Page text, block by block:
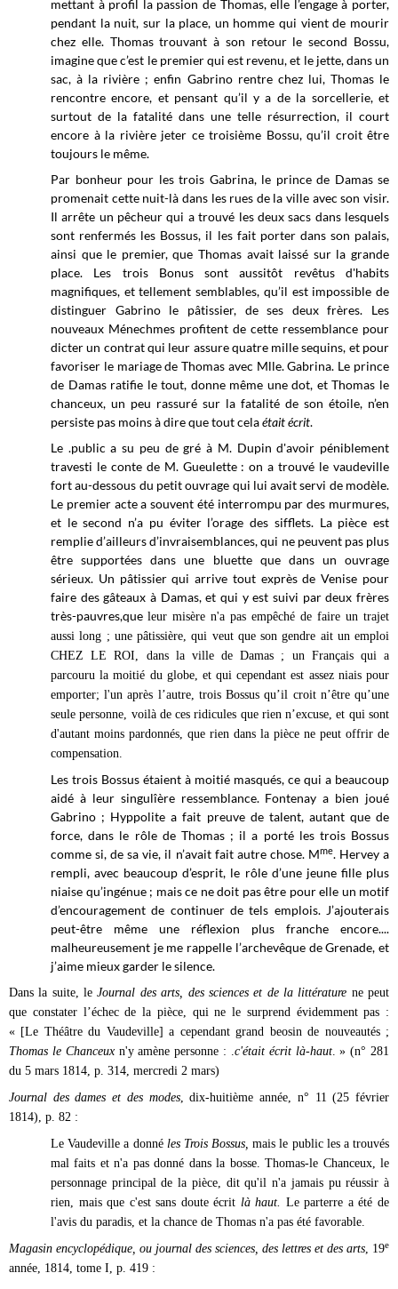
mettant à profil la passion de Thomas, elle l’engage à porter,
pendant la nuit, sur la place, un homme qui vient de mourir
chez elle. Thomas trouvant à son retour le second Bossu,
imagine que c’est le premier qui est revenu, et le jette, dans un
sac, à la rivière ; enfin Gabrino rentre chez lui, Thomas le
rencontre encore, et pensant qu’il y a de la sorcellerie, et
surtout de la fatalité dans une telle résurrection, il court
encore à la rivière jeter ce troisième Bossu, qu’il croit être
toujours le même.
Par bonheur pour les trois Gabrina, le prince de Damas se
promenait cette nuit-là dans les rues de la ville avec son visir.
Il arrête un pêcheur qui a trouvé les deux sacs dans lesquels
sont renfermés les Bossus, il les fait porter dans son palais,
ainsi que le premier, que Thomas avait laissé sur la grande
place. Les trois Bonus sont aussitôt revêtus d'habits
magnifiques, et tellement semblables, qu’il est impossible de
distinguer Gabrino le pâtissier, de ses deux frères. Les
nouveaux Ménechmes profitent de cette ressemblance pour
dicter un contrat qui leur assure quatre mille sequins, et pour
favoriser le mariage de Thomas avec Mlle. Gabrina. Le prince
de Damas ratifie le tout, donne même une dot, et Thomas le
chanceux, un peu rassuré sur la fatalité de son étoile, n’en
persiste pas moins à dire que tout celaétait écrit.
Le .public a su peu de gré à M. Dupin d'avoir péniblement
travesti le conte de M. Gueulette : on a trouvé le vaudeville
fort au-dessous du petit ouvrage qui lui avait servi de modèle.
Le premier acte a souvent été interrompu par des murmures,
et le second n’a pu éviter l’orage des sifflets. La pièce est
remplie d’ailleurs d’invraisemblances, qui ne peuvent pas plus
être supportées dans une bluette que dans un ouvrage
sérieux. Un pâtissier qui arrive tout exprès de Venise pour
faire des gâteaux à Damas, et qui y est suivi par deux frères
très-pauvres,que leur misère n'a pas empêché de faire un trajet
aussi long ; une pâtissière, qui veut que son gendre ait un emploi
CHEZ LE ROI, dans la ville de Damas ; un Français qui a
parcouru la moitié du globe, et qui cependant est assez niais pour
emporter; l'un après l’autre, trois Bossus qu’il croit n’être qu’une
seule personne, voilà de ces ridicules que rien n’excuse, et qui sont
d'autant moins pardonnés, que rien dans la pièce ne peut offrir de
compensation.
Les trois Bossus étaient à moitié masqués, ce qui a beaucoup
aidé à leur singulîère ressemblance. Fontenay a bien joué
Gabrino ; Hyppolite a fait preuve de talent, autant que de
force, dans le rôle de Thomas ; il a porté les trois Bossus
comme si, de sa vie, il n’avait fait autre chose. Mme. Hervey a
rempli, avec beaucoup d’esprit, le rôle d’une jeune fille plus
niaise qu’ingénue ; mais ce ne doit pas être pour elle un motif
d’encouragement de continuer de tels emplois. J’ajouterais
peut-être même une réflexion plus franche encore....
malheureusement je me rappelle l’archevêque de Grenade, et
j’aime mieux garder le silence.
Dans la suite, leJournal des arts, des sciences et de la littérature ne peut
que constater l’échec de la pièce, qui ne le surprend évidemment pas :
« [Le Théâtre du Vaudeville] a cependant grand beosin de nouveautés ;
Thomas le Chanceuxn'y amène personne : .c'était écrit là-haut. » (n° 281
du 5 mars 1814, p. 314, mercredi 2 mars)
Journal des dames et des modes, dix-huitième année, n° 11 (25 février
1814), p. 82 :
Le Vaudeville a donné les Trois Bossus,mais le public les a trouvés
mal faits et n'a pas donné dans la bosse. Thomas-le Chanceux, le
personnage principal de la pièce, dit qu'il n'a jamais pu réussir à
rien, mais que c'est sans doute écrit là haut. Le parterre a été de
l'avis du paradis, et la chance de Thomas n'a pas été favorable.
Magasin encyclopédique, ou journal des sciences, des lettres et des arts, 19e
année, 1814, tome I, p. 419 :